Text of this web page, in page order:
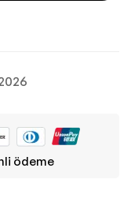
ödeme